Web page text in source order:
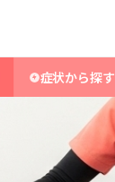
症状から探す